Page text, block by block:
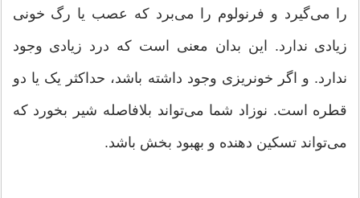
را می‌گیرد و فرنولوم را می‌برد که عصب یا رگ خونی
زیادی ندارد. این بدان معنی است که درد زیادی وجود
ندارد. و اگر خونریزی وجود داشته باشد، حداکثر یک یا دو
قطره است. نوزاد شما می‌تواند بلافاصله شیر بخورد که
می‌تواند تسکین دهنده و بهبود بخش باشد.